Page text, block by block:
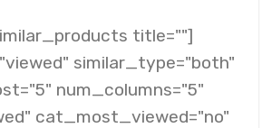
title=""
similar_type="both"
num_columns="5"
cat_most_viewed="no"